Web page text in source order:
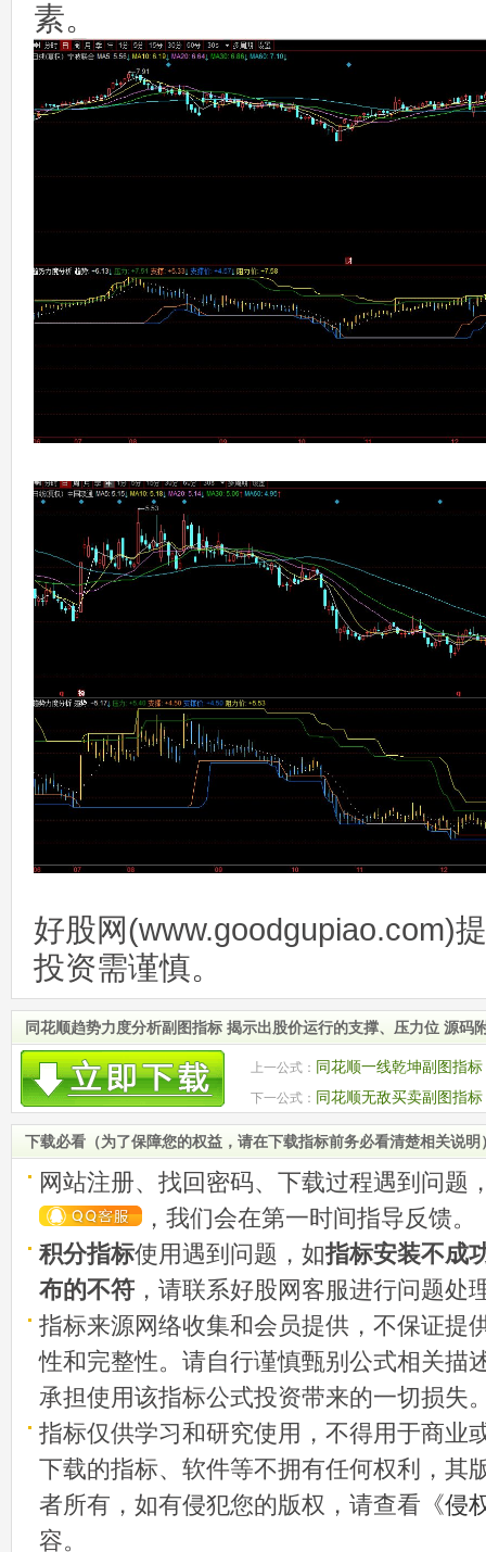
素。
好股网(www.goodgupiao.com)
投资需谨慎。
同花顺趋势力度分析副图指标 揭示出股价运行的支撑、压力位 源码
上一公式： 同花顺一线乾坤副图指
下一公式： 同花顺无敌买卖副图指
下载必看（为了保障您的权益，请在下载指标前务必看清楚相关说明
网站注册、找回密码、下载过程遇到问题
，我们会在第一时间指导反馈。
积分指标使用遇到问题，如指标安装不成
布的不符 ，请联系好股网客服进行问题处
指标来源网络收集和会员提供，不保证提
性和完整性。请自行谨慎甄别公式相关描
承担使用该指标公式投资带来的一切损失
指标仅供学习和研究使用，不得用于商业
下载的指标、软件等不拥有任何权利，其
者所有，如有侵犯您的版权，请查看《侵
容。